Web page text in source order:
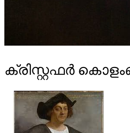
ക്രിസ്റ്റഫർ